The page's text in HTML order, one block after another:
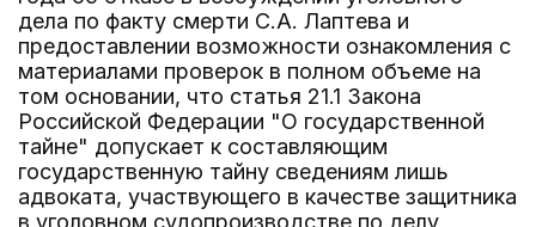
дела по факту смерти С.А. Лаптева и
предоставлении возможности ознакомления с
материалами проверок в полном объеме на
том основании, что статья 21.1 Закона
Российской Федерации "О государственной
тайне" допускает к составляющим
государственную тайну сведениям лишь
адвоката, участвующего в качестве защитника
в уголовном судопроизводстве по делу,